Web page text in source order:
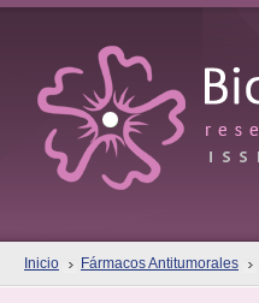
Inicio Fármacos Antitumorales